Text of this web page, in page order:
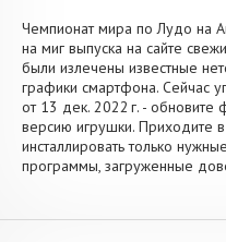
Чемпионат мира по Лудо на
на миг выпуска на сайте
были излечены известные
графики смартфона. Сейчас
от 13 дек. 2022 г. - обновите
версию игрушки. Приходите
инсталлировать только
программы, загруженные